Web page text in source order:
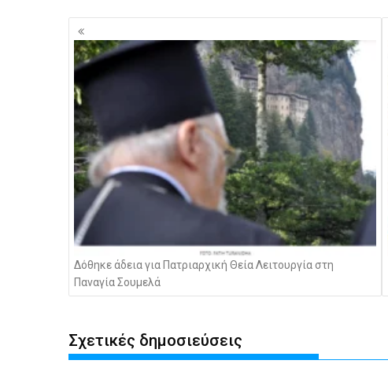
Πλοήγηση
άρθρων
Δόθηκε άδεια για Πατριαρχική Θεία Λειτουργία στη
Παναγία Σουμελά
Σχετικές δημοσιεύσεις